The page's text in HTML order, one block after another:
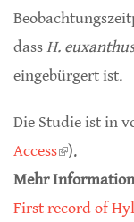
dassH. euxanthus
eingebürgert ist.
Die Studie ist in
Access(link is
).
Mehr
First record of